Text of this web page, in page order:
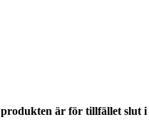
är för tillfället slut